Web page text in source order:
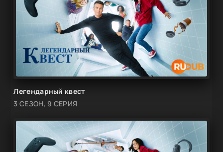
Легендарный квест
3 СЕЗОН, 9 СЕРИЯ